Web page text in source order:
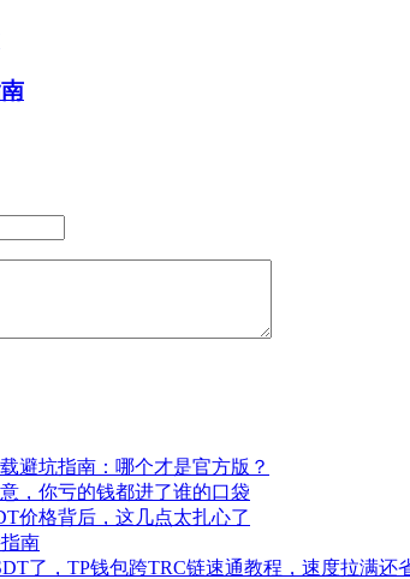
避坑指南：哪个才是官方版？
，你亏的钱都进了谁的口袋
价格背后，这几点太扎心了
南
了，TP钱包跨TRC链速通教程，速度拉满还